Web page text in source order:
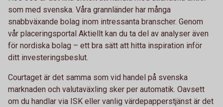
som med svenska. Våra grannländer har många
snabbväxande bolag inom intressanta branscher. Genom
vår placeringsportal Aktiellt kan du ta del av analyser även
för nordiska bolag – ett bra sätt att hitta inspiration inför
ditt investeringsbeslut.
Courtaget är det samma som vid handel på svenska
marknaden och valutaväxling sker per automatik. Oavsett
om du handlar via ISK eller vanlig värdepapperstjänst är det